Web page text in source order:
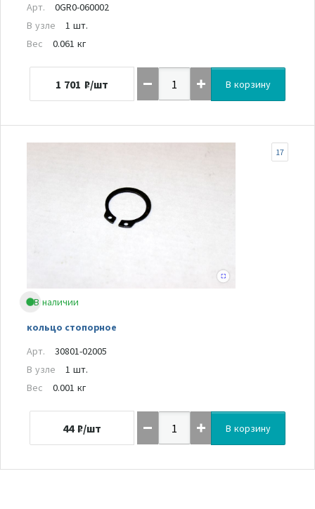
Арт.
0GR0-060002
В узле
1 шт.
Вес
0.061 кг
1 701 ₽/шт В корзину
В наличии
кольцо стопорное
17
Арт.
30801-02005
В узле
1 шт.
Вес
0.001 кг
44 ₽/шт В корзину